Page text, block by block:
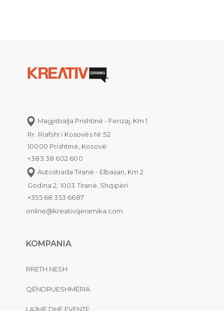
Magjistralja Prishtinë - Ferizaj, Km 1
Rr. Rrafshi i Kosovës Nr.52
10000 Prishtinë, Kosovë
+383 38 602 600
Autostrada Tiranë - Elbasan, Km 2
Godina 2, 1003 Tiranë, Shqipëri
+355 68 353 6687
online@kreativqeramika.com
KOMPANIA
RRETH NESH
QËNDRUESHMËRIA
LAJME DHE EVENTE